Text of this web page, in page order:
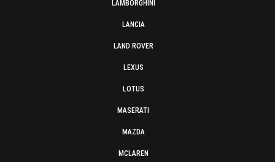
LAMBORGHINI
LANCIA
LAND ROVER
LEXUS
LOTUS
MASERATI
MAZDA
MCLAREN